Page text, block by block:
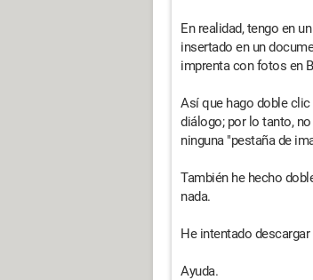
En realidad, tengo en
insertado en un
imprenta con fotos en
Así que hago doble
diálogo; por lo tanto,
ninguna "pestaña de
También he hecho
nada.
He intentado
Ayuda.